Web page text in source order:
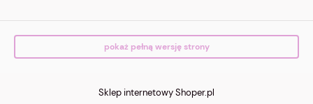
pokaż pełną wersję strony
Sklep internetowy Shoper.pl